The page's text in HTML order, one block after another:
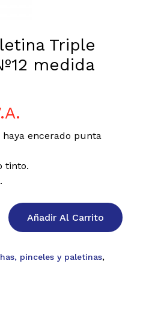
Triple
medida
haya encerado punta
tinto.
Añadir Al Carrito
pinceles y paletinas,